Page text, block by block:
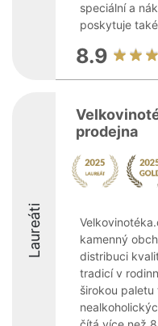
speciální a
poskytuje
8.9
Laureáti
prodejna
kamenný
distribuci
tradicí v
širokou